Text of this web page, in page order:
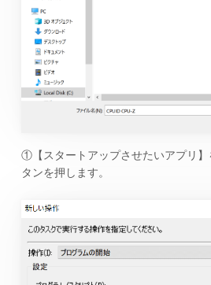
①【スタートアップさせたいアプリ
タンを押します。